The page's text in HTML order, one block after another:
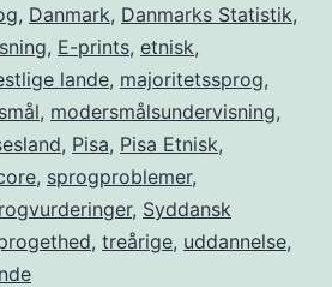
, Danmark, Danmarks Statistik,
, E-prints, etnisk,
lande, majoritetssprog,
, modersmålsundervisning,
, Pisa, Pisa Etnisk,
, sprogproblemer,
, Syddansk
, treårige, uddannelse,